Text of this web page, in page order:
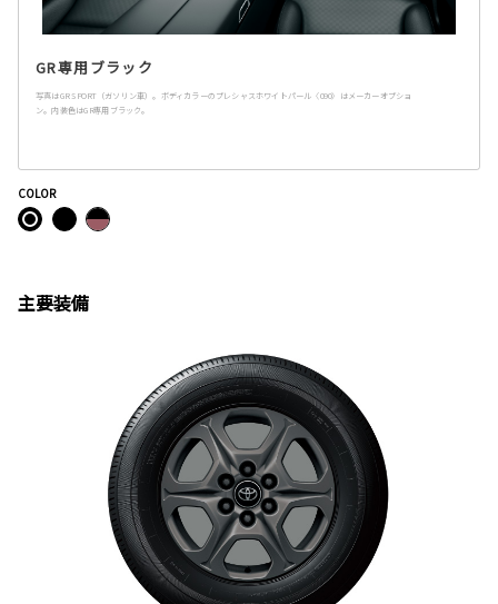
GR専用ブラック
写真はGR SPORT（ガソリン車）。ボディカラーのプレシャスホワイトパール〈090〉はメーカーオプショ
ン。内装色はGR専用ブラック。
COLOR
主要装備